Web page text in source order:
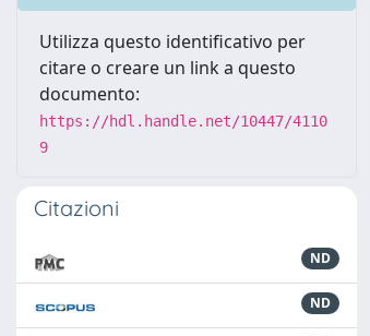
Utilizza questo identificativo per
citare o creare un link a questo
documento:
https://hdl.handle.net/10447/4110
9
Citazioni
ND
ND